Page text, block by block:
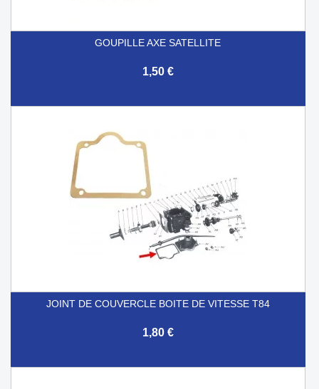
GOUPILLE AXE SATELLITE
1,50 €
JOINT DE COUVERCLE BOITE DE VITESSE T84
1,80 €